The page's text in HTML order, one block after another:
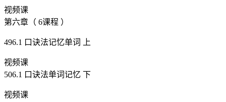
视频课
第六章（ 6课程 ）
496.1 口诀法记忆单词 上
视频课
506.1 口诀法单词记忆 下
视频课